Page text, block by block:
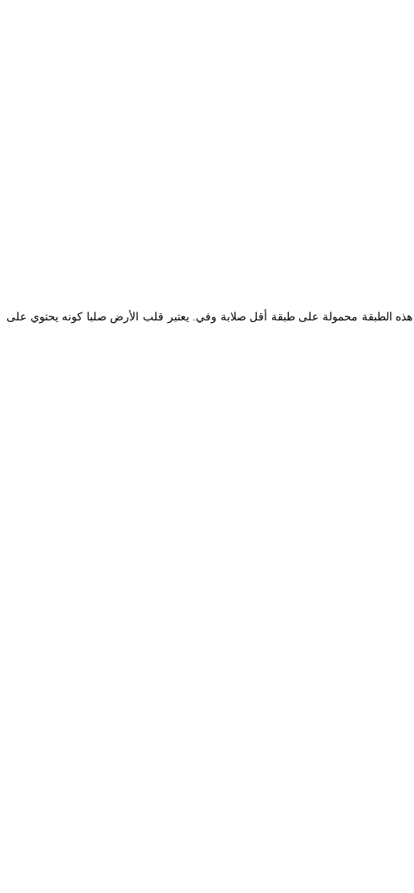
الطبقة محمولة على طبقة أقل صلابة وفي. يعتبر قلب الأرض صلبا كونه يحتوي على